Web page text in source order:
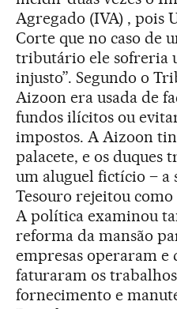
Agregado (IVA) , pois
Corte que no caso de
tributário ele sofreria
injusto”. Segundo o
Aizoon era usada de
fundos ilícitos ou
impostos. A Aizoon
palacete, e os duques
um aluguel fictício – a
Tesouro rejeitou como
A política examinou
reforma da mansão
empresas operaram e
faturaram os
fornecimento e